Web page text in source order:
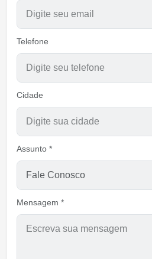
Telefone
Cidade
Assunto *
Mensagem *